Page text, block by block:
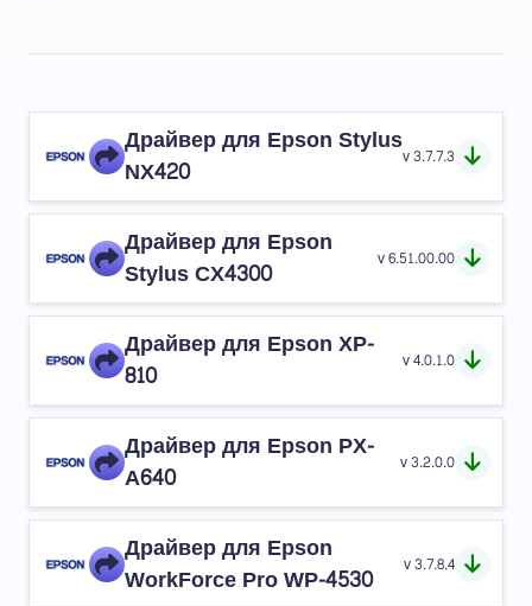
Драйвер для Epson Stylus
NX420
v 3.7.7.3
Драйвер для Epson
Stylus CX4300
v 6.51.00.00
Драйвер для Epson XP-
810
v 4.0.1.0
Драйвер для Epson PX-
A640
v 3.2.0.0
Драйвер для Epson
WorkForce Pro WP-4530
v 3.7.8.4